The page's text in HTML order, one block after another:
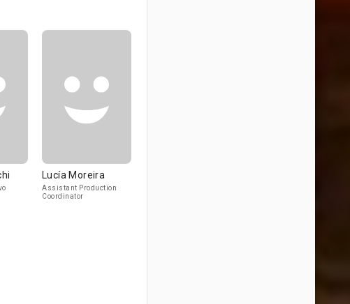
Lucía Moreira
Assistant Production
Coordinator